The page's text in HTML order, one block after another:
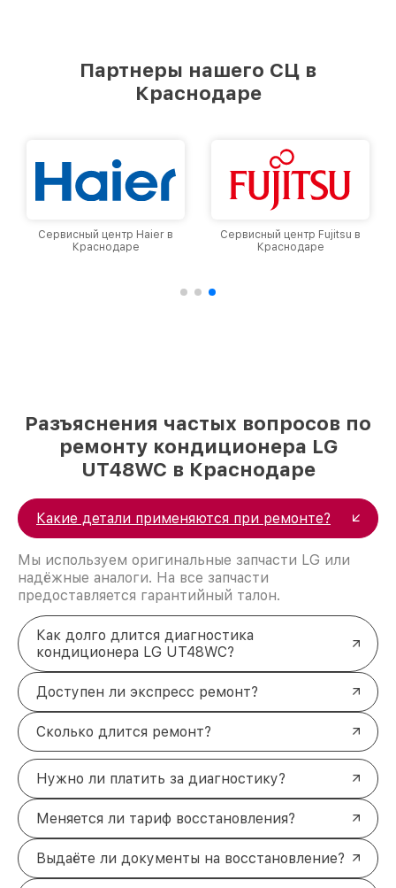
Партнеры нашего СЦ в
Краснодаре
Сервисный центр Haier в
Краснодаре
Сервисный центр Fujitsu в
Краснодаре
Разъяснения частых вопросов по
ремонту кондиционера LG
UT48WC в Краснодаре
Какие детали применяются при ремонте?
Мы используем оригинальные запчасти LG или
надёжные аналоги. На все запчасти
предоставляется гарантийный талон.
Как долго длится диагностика
кондиционера LG UT48WC?
Доступен ли экспресс ремонт?
Сколько длится ремонт?
Нужно ли платить за диагностику?
Меняется ли тариф восстановления?
Выдаёте ли документы на восстановление?